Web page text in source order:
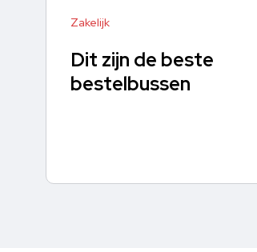
Zakelijk
Dit zijn de beste
bestelbussen